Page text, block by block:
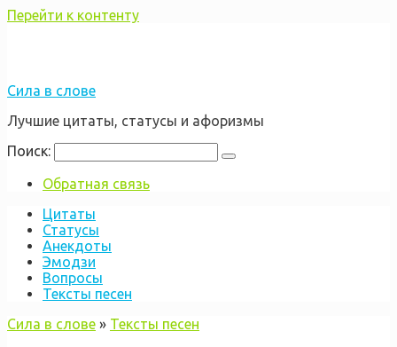
Перейти к контенту
Сила в слове
Лучшие цитаты, статусы и афоризмы
Поиск:
Обратная связь
Цитаты
Статусы
Анекдоты
Эмодзи
Вопросы
Тексты песен
Сила в слове » Тексты песен